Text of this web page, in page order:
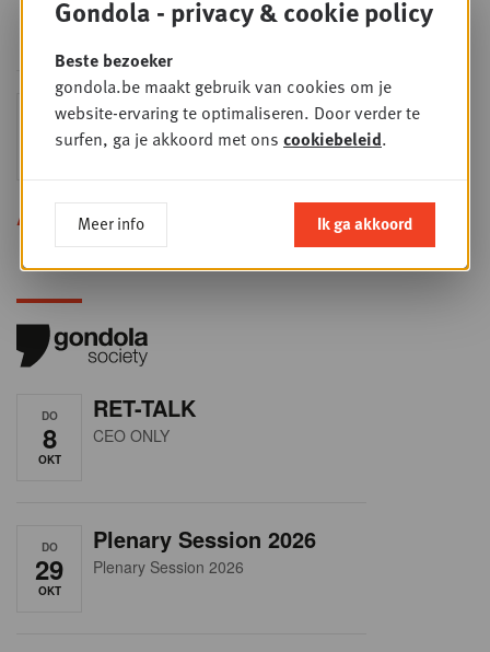
een sector die sneller verandert dan
ooit.
DO
24
Sales & nego Summit
2026
Alle opleidingen
DO
8
OKT
RET-TALK
CEO ONLY
DO
29
OKT
Plenary Session 2026
Plenary Session 2026
Gondola - privacy & cookie policy
Beste bezoeker
gondola.be maakt gebruik van cookies om je
website-ervaring te optimaliseren. Door verder te
surfen, ga je akkoord met ons cookiebeleid.
Meer info Ik ga akkoord